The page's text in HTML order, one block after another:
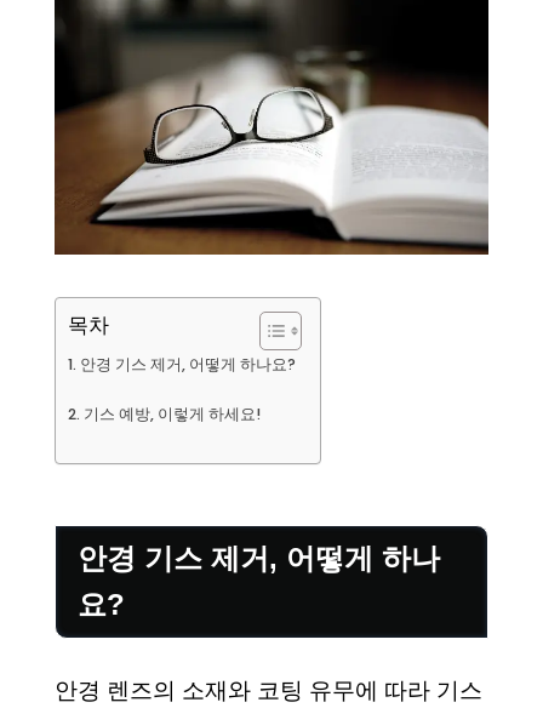
목차
안경 기스 제거, 어떻게 하나요?
기스 예방, 이렇게 하세요!
안경 기스 제거, 어떻게 하나
요?
안경 렌즈의 소재와 코팅 유무에 따라 기스